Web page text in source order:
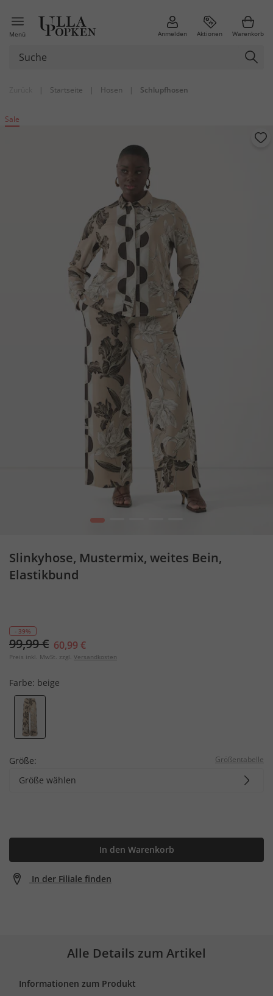
Menü Anmelden Aktionen Warenkorb
| Startseite | Hosen | Schlupfhosen
Sale
1
Slinkyhose, Mustermix, weites Bein,
Elastikbund
- 39%
99,99 € 60,99 €
Preis inkl. MwSt. zzgl. Versandkosten
Farbe: beige
Größe: Größentabelle
Größe wählen
In den Warenkorb
In der Filiale finden
Alle Details zum Artikel
Informationen zum Produkt